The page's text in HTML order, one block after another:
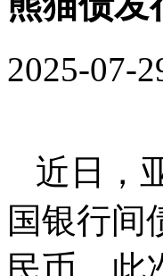
2025-07-
近日，
国银行间